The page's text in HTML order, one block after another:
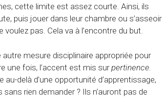
cette limite est assez courte. Ainsi, ils
puis jouer dans leur chambre ou s’asseoir
pas. Cela va à l’encontre du but.
mesure disciplinaire appropriée pour
une fois, l’accent est mis surpertinence.
delà d’une opportunité d’apprentissage,
rien demander ? Ils n’auront pas de